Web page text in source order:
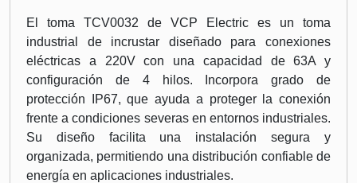
El toma TCV0032 de VCP Electric es un toma
industrial de incrustar diseñado para conexiones
eléctricas a 220V con una capacidad de 63A y
configuración de 4 hilos. Incorpora grado de
protección IP67, que ayuda a proteger la conexión
frente a condiciones severas en entornos industriales.
Su diseño facilita una instalación segura y
organizada, permitiendo una distribución confiable de
energía en aplicaciones industriales.